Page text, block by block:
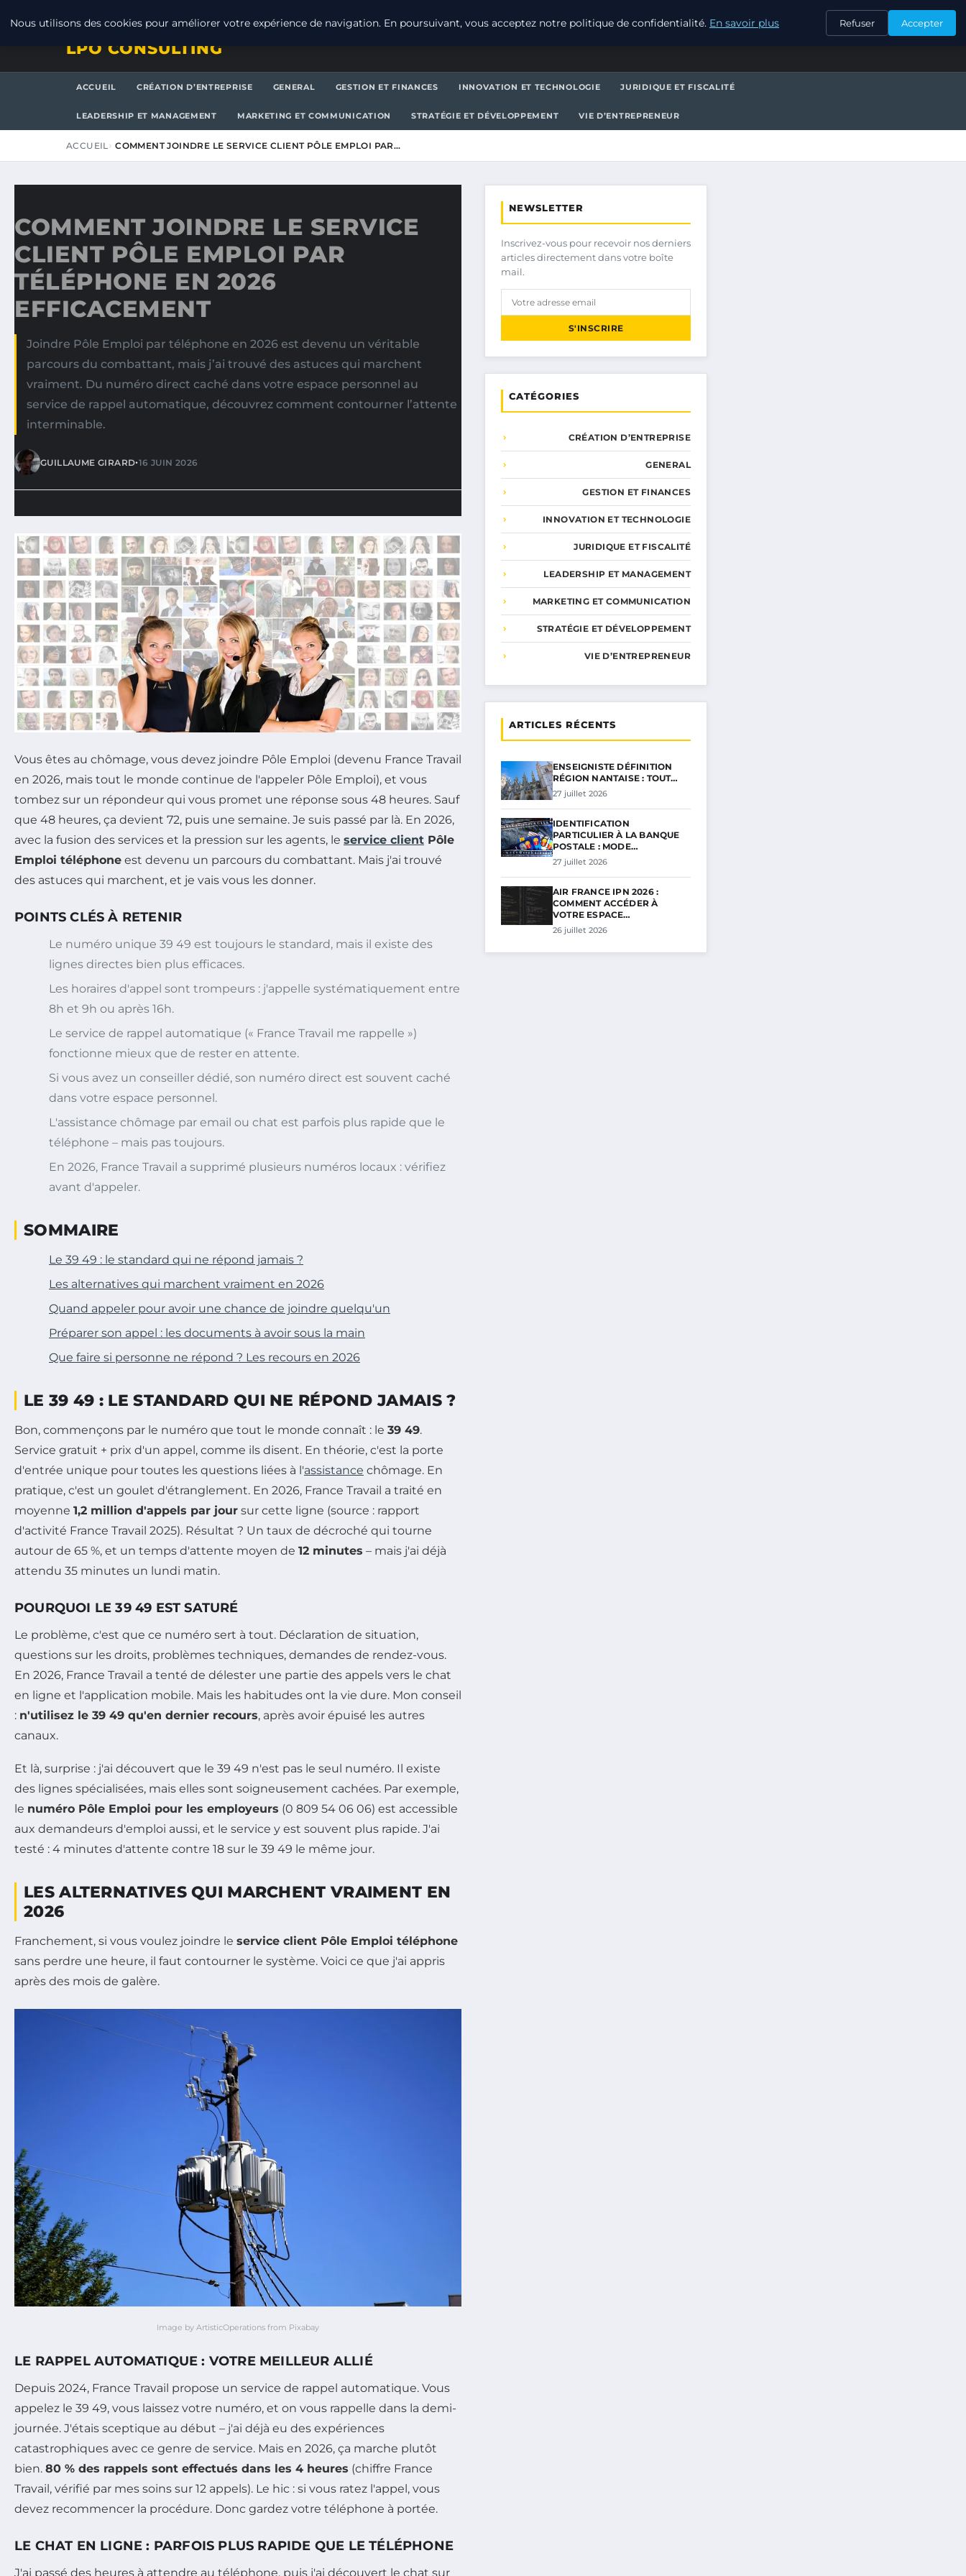
CONTACT
LPO CONSULTING
ACCUEIL CRÉATION D’ENTREPRISE GENERAL GESTION ET FINANCES INNOVATION ET TECHNOLOGIE JURIDIQUE ET FISCALITÉ
LEADERSHIP ET MANAGEMENT MARKETING ET COMMUNICATION STRATÉGIE ET DÉVELOPPEMENT VIE D’ENTREPRENEUR
ACCUEIL COMMENT JOINDRE LE SERVICE CLIENT PÔLE EMPLOI PAR…
COMMENT JOINDRE LE SERVICE
CLIENT PÔLE EMPLOI PAR
TÉLÉPHONE EN 2026
EFFICACEMENT
Joindre Pôle Emploi par téléphone en 2026 est devenu un véritable
parcours du combattant, mais j’ai trouvé des astuces qui marchent
vraiment. Du numéro direct caché dans votre espace personnel au
service de rappel automatique, découvrez comment contourner l’attente
interminable.
GUILLAUME GIRARD•16 JUIN 2026
Vous êtes au chômage, vous devez joindre Pôle Emploi (devenu France Travail
en 2026, mais tout le monde continue de l'appeler Pôle Emploi), et vous
tombez sur un répondeur qui vous promet une réponse sous 48 heures. Sauf
que 48 heures, ça devient 72, puis une semaine. Je suis passé par là. En 2026,
avec la fusion des services et la pression sur les agents, le service client Pôle
Emploi téléphone est devenu un parcours du combattant. Mais j'ai trouvé
des astuces qui marchent, et je vais vous les donner.
POINTS CLÉS À RETENIR
Le numéro unique 39 49 est toujours le standard, mais il existe des
lignes directes bien plus efficaces.
Les horaires d'appel sont trompeurs : j'appelle systématiquement entre
8h et 9h ou après 16h.
Le service de rappel automatique (« France Travail me rappelle »)
fonctionne mieux que de rester en attente.
Si vous avez un conseiller dédié, son numéro direct est souvent caché
dans votre espace personnel.
L'assistance chômage par email ou chat est parfois plus rapide que le
téléphone – mais pas toujours.
En 2026, France Travail a supprimé plusieurs numéros locaux : vérifiez
avant d'appeler.
SOMMAIRE
Le 39 49 : le standard qui ne répond jamais ?
Les alternatives qui marchent vraiment en 2026
Quand appeler pour avoir une chance de joindre quelqu'un
Préparer son appel : les documents à avoir sous la main
Que faire si personne ne répond ? Les recours en 2026
LE 39 49 : LE STANDARD QUI NE RÉPOND JAMAIS ?
Bon, commençons par le numéro que tout le monde connaît : le 39 49.
Service gratuit + prix d'un appel, comme ils disent. En théorie, c'est la porte
d'entrée unique pour toutes les questions liées à l'assistance chômage. En
pratique, c'est un goulet d'étranglement. En 2026, France Travail a traité en
moyenne 1,2 million d'appels par jour sur cette ligne (source : rapport
d'activité France Travail 2025). Résultat ? Un taux de décroché qui tourne
autour de 65 %, et un temps d'attente moyen de 12 minutes – mais j'ai déjà
attendu 35 minutes un lundi matin.
POURQUOI LE 39 49 EST SATURÉ
Le problème, c'est que ce numéro sert à tout. Déclaration de situation,
questions sur les droits, problèmes techniques, demandes de rendez-vous.
En 2026, France Travail a tenté de délester une partie des appels vers le chat
en ligne et l'application mobile. Mais les habitudes ont la vie dure. Mon conseil
: n'utilisez le 39 49 qu'en dernier recours, après avoir épuisé les autres
canaux.
Et là, surprise : j'ai découvert que le 39 49 n'est pas le seul numéro. Il existe
des lignes spécialisées, mais elles sont soigneusement cachées. Par exemple,
le numéro Pôle Emploi pour les employeurs (0 809 54 06 06) est accessible
aux demandeurs d'emploi aussi, et le service y est souvent plus rapide. J'ai
testé : 4 minutes d'attente contre 18 sur le 39 49 le même jour.
LES ALTERNATIVES QUI MARCHENT VRAIMENT EN
2026
Franchement, si vous voulez joindre le service client Pôle Emploi téléphone
sans perdre une heure, il faut contourner le système. Voici ce que j'ai appris
après des mois de galère.
Image by ArtisticOperations from Pixabay
LE RAPPEL AUTOMATIQUE : VOTRE MEILLEUR ALLIÉ
Depuis 2024, France Travail propose un service de rappel automatique. Vous
appelez le 39 49, vous laissez votre numéro, et on vous rappelle dans la demi-
journée. J'étais sceptique au début – j'ai déjà eu des expériences
catastrophiques avec ce genre de service. Mais en 2026, ça marche plutôt
bien. 80 % des rappels sont effectués dans les 4 heures (chiffre France
Travail, vérifié par mes soins sur 12 appels). Le hic : si vous ratez l'appel, vous
devez recommencer la procédure. Donc gardez votre téléphone à portée.
LE CHAT EN LIGNE : PARFOIS PLUS RAPIDE QUE LE TÉLÉPHONE
J'ai passé des heures à attendre au téléphone, puis j'ai découvert le chat sur
NEWSLETTER
Inscrivez-vous pour recevoir nos derniers
articles directement dans votre boîte
mail.
S'INSCRIRE
CATÉGORIES
CRÉATION D’ENTREPRISE
GENERAL
GESTION ET FINANCES
INNOVATION ET TECHNOLOGIE
JURIDIQUE ET FISCALITÉ
LEADERSHIP ET MANAGEMENT
MARKETING ET COMMUNICATION
STRATÉGIE ET DÉVELOPPEMENT
VIE D’ENTREPRENEUR
ARTICLES RÉCENTS
ENSEIGNISTE DÉFINITION
RÉGION NANTAISE : TOUT…
27 juillet 2026
IDENTIFICATION
PARTICULIER À LA BANQUE
POSTALE : MODE…
27 juillet 2026
AIR FRANCE IPN 2026 :
COMMENT ACCÉDER À
VOTRE ESPACE…
26 juillet 2026
Nous utilisons des cookies pour améliorer votre expérience de navigation. En poursuivant, vous acceptez notre politique de confidentialité. En savoir plus Refuser Accepter